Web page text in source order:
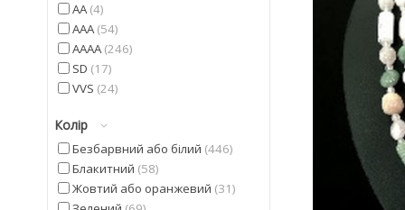
AA 4
AAA 54
AAAA 246
SD 17
VVS 24
Колір
Безбарвний або білий 446
Блакитний 58
Жовтий або оранжевий 31